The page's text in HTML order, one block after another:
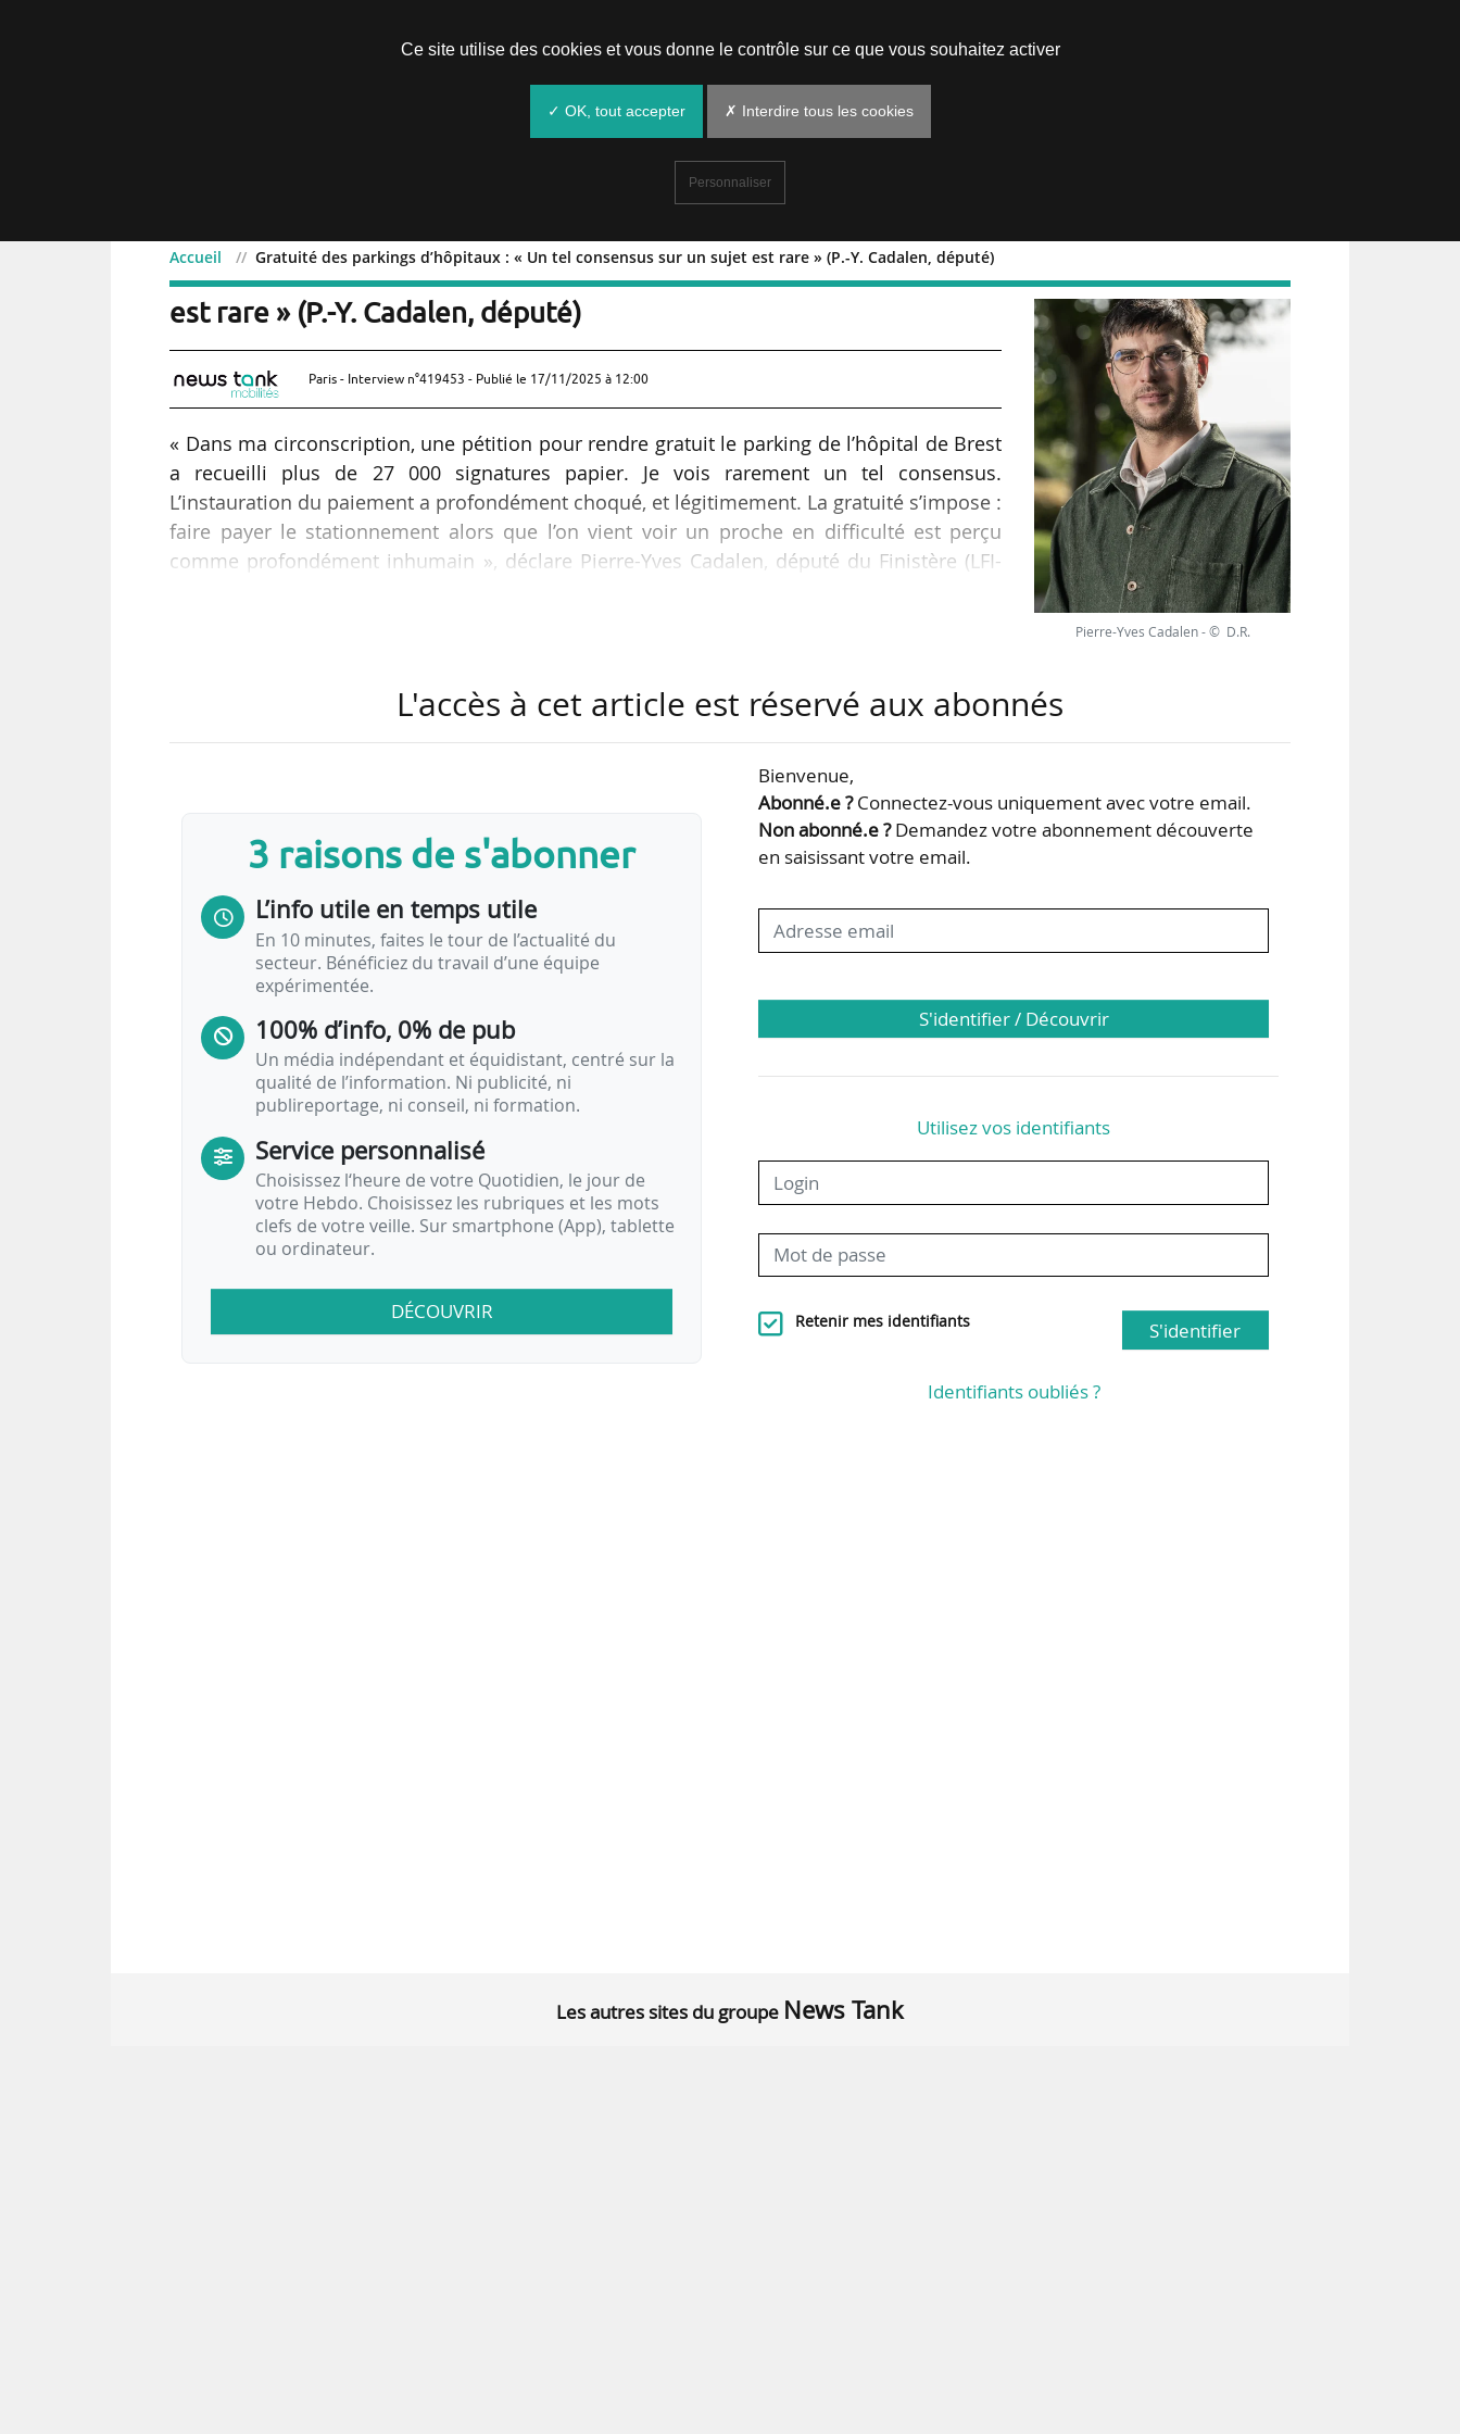
Accueil Gratuité des parkings d’hôpitaux : « Un tel consensus sur un sujet est rare » (P.-Y. Cadalen, député)
Gratuité des parkings d’hôpitaux : « Un tel consensus sur un sujet
est rare » (P.-Y. Cadalen, député)
Paris - Interview n°419453 - Publié le 17/11/2025 à 12:00
« Dans ma circonscription, une pétition pour rendre gratuit le parking de l’hôpital de Brest
a recueilli plus de 27 000 signatures papier. Je vois rarement un tel consensus.
L’instauration du paiement a profondément choqué, et légitimement. La gratuité s’impose :
faire payer le stationnement alors que l’on vient voir un proche en difficulté est perçu
comme profondément inhumain », déclare Pierre-Yves Cadalen, député du Finistère (LFI-
affaires sociales le 19/11, et le 27/11/2025 dans l’hémicycle. Inscrit dans la niche
parlementaire réservée au groupe LFI-NFP, le texte se trouve en…
Pierre-Yves Cadalen - © D.R.
L'accès à cet article est réservé aux abonnés
3 raisons de s'abonner
L’info utile en temps utile
En 10 minutes, faites le tour de l’actualité du
secteur. Bénéficiez du travail d’une équipe
expérimentée.
100% d’info, 0% de pub
Un média indépendant et équidistant, centré sur la
qualité de l’information. Ni publicité, ni
publireportage, ni conseil, ni formation.
Service personnalisé
Choisissez l‘heure de votre Quotidien, le jour de
votre Hebdo. Choisissez les rubriques et les mots
clefs de votre veille. Sur smartphone (App), tablette
ou ordinateur.
DÉCOUVRIR
Bienvenue,
Abonné.e ?Connectez-vous uniquement avec votre email.
Non abonné.e ?Demandez votre abonnement découverte
en saisissant votre email.
S'identifier / Découvrir
Utilisez vos identifiants
Retenir mes identifiants S'identifier
Identifiants oubliés ?
Les autres sites du groupe News Tank
Ce site utilise des cookies et vous donne le contrôle sur ce que vous souhaitez activer
✓ OK, tout accepter ✗ Interdire tous les cookies
Personnaliser